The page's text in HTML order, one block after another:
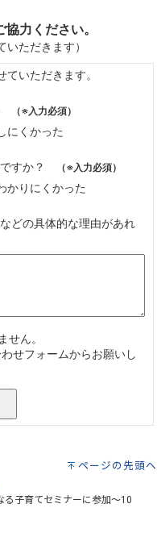
ページの先頭へ
る子育てセミナーに参加～10